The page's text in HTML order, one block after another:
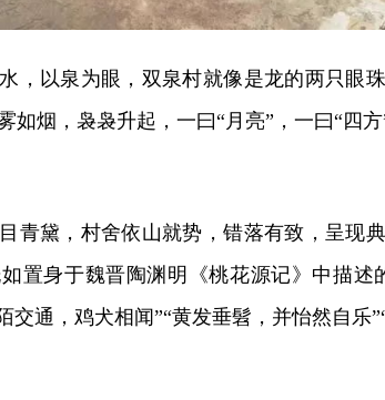
，以泉为眼，双泉村就像是龙的两只眼
如烟，袅袅升起，一曰“月亮”，一曰“四
青黛，村舍依山就势，错落有致，呈现
置身于魏晋陶渊明《桃花源记》中描述
交通，鸡犬相闻”“黄发垂髫，并怡然自乐